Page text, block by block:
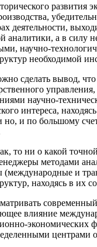
развития
деятельности,
аналитики, а в силу
научно-
необходимой
сделать вывод, что
научно-
интереса,
но, и по большому
то ни о какой
методами
(международные и
находясь в их
влияние
экономических
центрами